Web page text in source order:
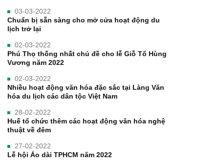
03-03-2022
Chuẩn bị sẵn sàng cho mở cửa hoạt động du
lịch trở lại
02-03-2022
Phú Thọ thống nhất chủ đề cho lễ Giỗ Tổ Hùng
Vương năm 2022
02-03-2022
Nhiều hoạt động văn hóa đặc sắc tại Làng Văn
hóa du lịch các dân tộc Việt Nam
28-02-2022
Huế tổ chức thêm các hoạt động văn hóa nghệ
thuật về đêm
27-02-2022
Lễ hội Áo dài TPHCM năm 2022